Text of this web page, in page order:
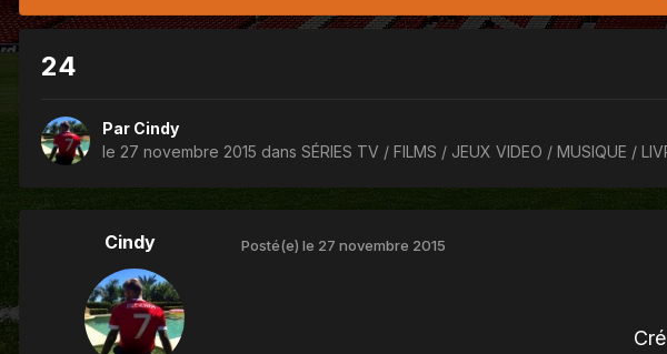
24
Par Cindy
le 27 novembre 2015 dans SÉRIES TV / FILMS / JEUX VIDEO / MUSIQUE /
Cindy Posté(e) le 27 novembre 2015